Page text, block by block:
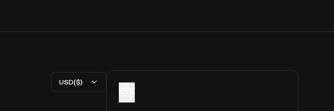
USD($)